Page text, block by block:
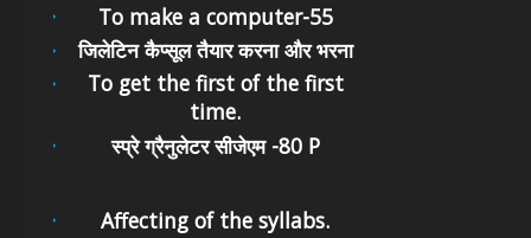
To make a computer-55
जिलेटिन कैप्सूल तैयार करना और भरना
To get the first of the first
time.
स्प्रे ग्रैनुलेटर सीजेएम -80 P
Affecting of the syllabs.